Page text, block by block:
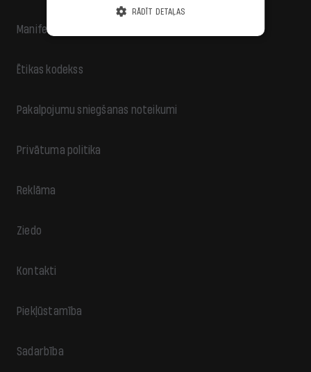
Manifests
Ētikas kodekss
Pakalpojumu sniegšanas noteikumi
Privātuma politika
Reklāma
Ziedo
Kontakti
Piekļūstamība
Sadarbība
RĀDĪT DETAĻAS